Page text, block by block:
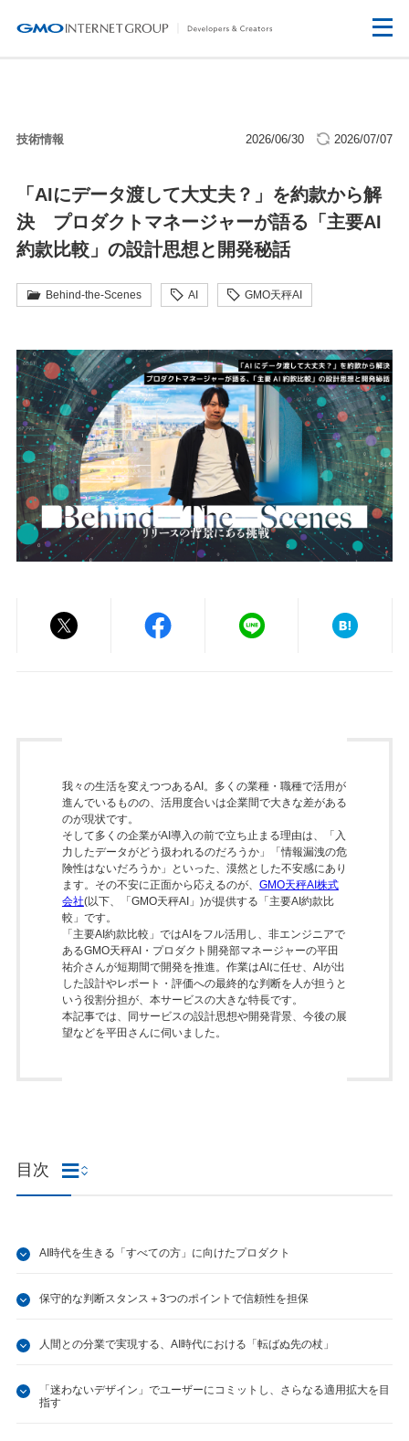
技術情報 2026/06/30 2026/07/07
「AIにデータ渡して大丈夫？」を約款から解
決 プロダクトマネージャーが語る「主要AI
約款比較」の設計思想と開発秘話
Behind-the-Scenes AI GMO天秤AI
我々の生活を変えつつあるAI。多くの業種・職種で活用が
進んでいるものの、活用度合いは企業間で大きな差がある
のが現状です。
そして多くの企業がAI導入の前で立ち止まる理由は、「入
力したデータがどう扱われるのだろうか」「情報漏洩の危
険性はないだろうか」といった、漠然とした不安感にあり
ます。その不安に正面から応えるのが、 GMO天秤AI株式
会社(以下、「GMO天秤AI」)が提供する「主要AI約款比
較」です。
「主要AI約款比較」ではAIをフル活用し、非エンジニアで
あるGMO天秤AI・プロダクト開発部マネージャーの平田
祐介さんが短期間で開発を推進。作業はAIに任せ、AIが出
した設計やレポート・評価への最終的な判断を人が担うと
いう役割分担が、本サービスの大きな特長です。
本記事では、同サービスの設計思想や開発背景、今後の展
望などを平田さんに伺いました。
目次
AI時代を生きる「すべての方」に向けたプロダクト
保守的な判断スタンス＋3つのポイントで信頼性を担保
人間との分業で実現する、AI時代における「転ばぬ先の杖」
「迷わないデザイン」でユーザーにコミットし、さらなる適用拡大を目
指す